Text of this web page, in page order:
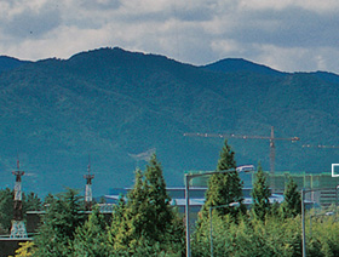
기업개요
CEO 인사말
비전
주요연혁
경남기업 네트워크
안전보건방침
기술경영
주택
토
플
환
해
인테